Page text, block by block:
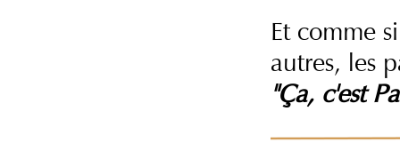
Et comme
autres, les
"Ça, c'est